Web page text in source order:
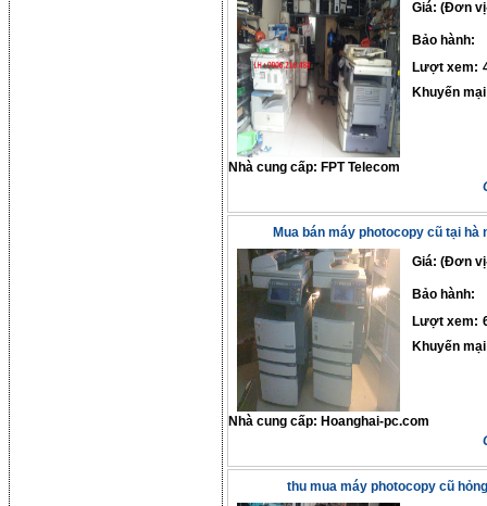
Giá: (Đơn
Bảo hành:
Lượt xem:
Khuyến
Nhà cung cấp: FPT Telecom
Mua bán máy photocopy cũ tại hà
Giá: (Đơn
Bảo hành:
Lượt xem:
Khuyến
Nhà cung cấp: Hoanghai-pc.com
thu mua máy photocopy cũ hỏng